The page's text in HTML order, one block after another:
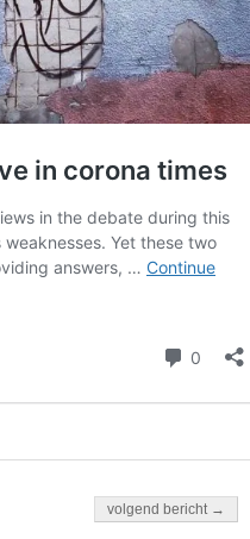
volgend bericht →